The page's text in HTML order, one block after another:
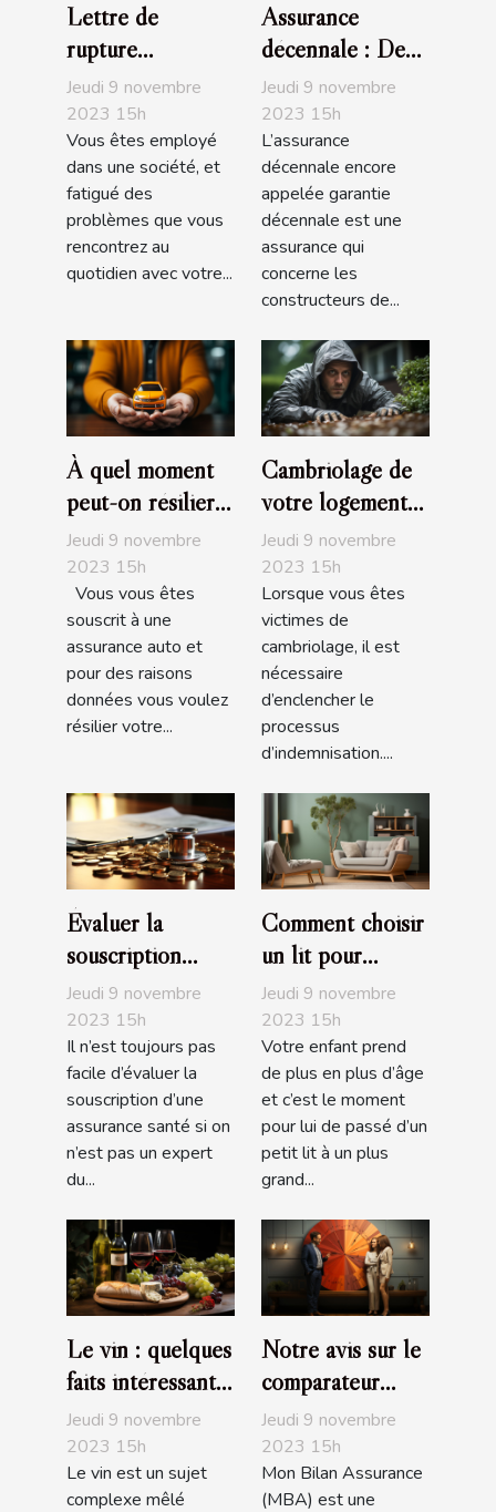
Lettre de
rupture
conventionnelle :
que faut-il
savoir ?
Jeudi 9 novembre
2023 15h
Vous êtes employé
dans une société, et
fatigué des
problèmes que vous
rencontrez au
quotidien avec votre...
Assurance
décennale : De
quoi s’agit-il ?
Jeudi 9 novembre
2023 15h
L’assurance
décennale encore
appelée garantie
décennale est une
assurance qui
concerne les
constructeurs de...
À quel moment
peut-on résilier
son assurance
auto?
Jeudi 9 novembre
2023 15h
Vous vous êtes
souscrit à une
assurance auto et
pour des raisons
données vous voulez
résilier votre...
Cambriolage de
votre logement
assuré :
Comment être
indemnisé?
Jeudi 9 novembre
2023 15h
Lorsque vous êtes
victimes de
cambriolage, il est
nécessaire
d’enclencher le
processus
d’indemnisation....
Évaluer la
souscription
d’une assurance
santé : comment
s’y prendre ?
Jeudi 9 novembre
2023 15h
Il n’est toujours pas
facile d’évaluer la
souscription d’une
assurance santé si on
n’est pas un expert
du...
Comment choisir
un lit pour
enfant ?
Jeudi 9 novembre
2023 15h
Votre enfant prend
de plus en plus d’âge
et c’est le moment
pour lui de passé d’un
petit lit à un plus
grand...
Le vin : quelques
faits intéressants
à savoir
Jeudi 9 novembre
2023 15h
Le vin est un sujet
complexe mêlé
Notre avis sur le
comparateur
d’assurance de
prêt de MBA
Jeudi 9 novembre
2023 15h
Mon Bilan Assurance
(MBA) est une